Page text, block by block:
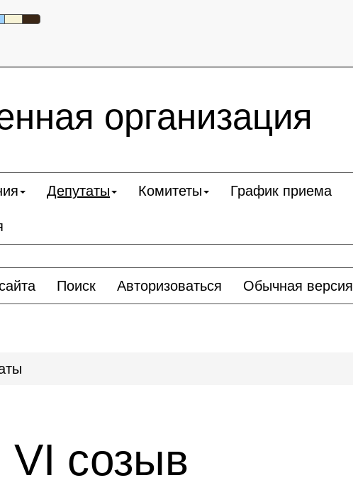
организация
Депутаты Комитеты График приема
Поиск Авторизоваться Обычная версия
созыв